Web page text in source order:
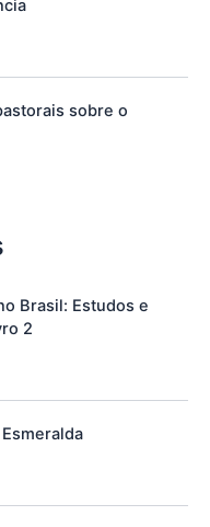
sobre o
Brasil: Estudos e
2